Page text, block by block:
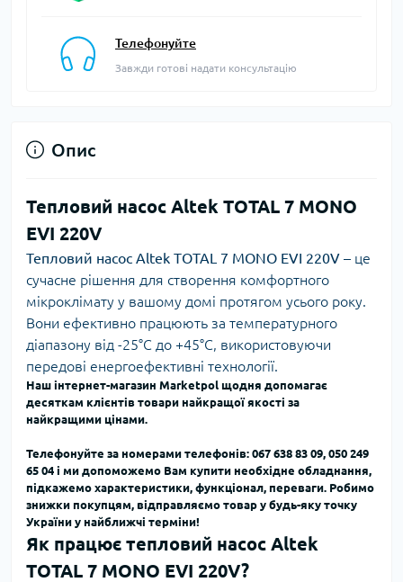
Телефонуйте
Завжди готові надати консультацію
Опис
Тепловий насос Altek TOTAL 7 MONO
EVI 220V
Тепловий насос Altek TOTAL 7 MONO EVI 220V – це
сучасне рішення для створення комфортного
мікроклімату у вашому домі протягом усього року.
Вони ефективно працюють за температурного
діапазону від -25°C до +45°C, використовуючи
передові енергоефективні технології.
Наш інтернет-магазин Marketpol щодня допомагає
десяткам клієнтів товари найкращої якості за
найкращими цінами.
Телефонуйте за номерами телефонів: 067 638 83 09, 050 249
65 04 і ми допоможемо Вам купити необхідне обладнання,
підкажемо характеристики, функціонал, переваги. Робимо
знижки покупцям, відправляємо товар у будь-яку точку
України у найближчі терміни!
Як працює тепловий насос Altek
TOTAL 7 MONO EVI 220V?